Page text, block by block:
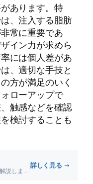
あります。特
、注入する脂肪
常に重要であ
イン力が求めら
には個人差があ
、適切な手技と
方が満足のいく
ローアップで
触感などを確認
検討することも
ヒップ・臀部の美容外科について詳しく解説します。
詳しく見る →